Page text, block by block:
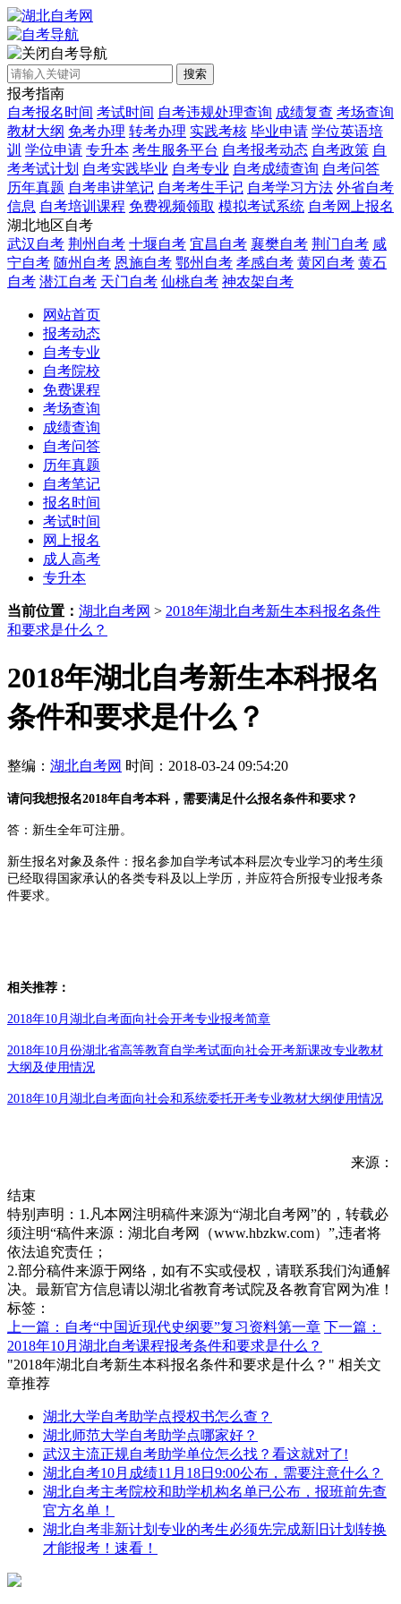
自考导航
搜索
报考指南
自考报名时间 考试时间 自考违规处理查询 成绩复查 考场查询
教材大纲 免考办理 转考办理 实践考核 毕业申请 学位英语培
训 学位申请 专升本 考生服务平台 自考报考动态 自考政策 自
考考试计划 自考实践毕业 自考专业 自考成绩查询 自考问答
历年真题 自考串讲笔记 自考考生手记 自考学习方法 外省自考
信息 自考培训课程 免费视频领取 模拟考试系统 自考网上报名
湖北地区自考
武汉自考 荆州自考 十堰自考 宜昌自考 襄樊自考 荆门自考 咸
宁自考 随州自考 恩施自考 鄂州自考 孝感自考 黄冈自考 黄石
自考 潜江自考 天门自考 仙桃自考 神农架自考
网站首页
报考动态
自考专业
自考院校
免费课程
考场查询
成绩查询
自考问答
历年真题
自考笔记
报名时间
考试时间
网上报名
成人高考
专升本
当前位置： 湖北自考网 > 2018年湖北自考新生本科报名条件
和要求是什么？
2018年湖北自考新生本科报名
条件和要求是什么？
整编： 湖北自考网 时间：2018-03-24 09:54:20
请问我想报名2018年自考本科，需要满足什么报名条件和要求？
答： 新生全年可注册。
新生报名对象及条件：报名参加自学考试本科层次专业学习的考生须
已经取得国家承认的各类专科及以上学历，并应符合所报专业报考条
件要求。
相关推荐：
2018年10月湖北自考面向社会开考专业报考简章
2018年10月份湖北省高等教育自学考试面向社会开考新课改专业教材
大纲及使用情况
2018年10月湖北自考面向社会和系统委托开考专业教材大纲使用情况
来源：
结束
特别声明：1.凡本网注明稿件来源为“湖北自考网”的，转载必
须注明“稿件来源：湖北自考网（www.hbzkw.com）”,违者将
依法追究责任；
2.部分稿件来源于网络，如有不实或侵权，请联系我们沟通解
决。最新官方信息请以湖北省教育考试院及各教育官网为准！
标签：
上一篇：自考“中国近现代史纲要”复习资料第一章 下一篇：
2018年10月湖北自考课程报考条件和要求是什么？
"2018年湖北自考新生本科报名条件和要求是什么？" 相关文
章推荐
湖北大学自考助学点授权书怎么查？
湖北师范大学自考助学点哪家好？
武汉主流正规自考助学单位怎么找？看这就对了!
湖北自考10月成绩11月18日9:00公布，需要注意什么？
湖北自考主考院校和助学机构名单已公布，报班前先查
官方名单！
湖北自考非新计划专业的考生必须先完成新旧计划转换
才能报考！速看！